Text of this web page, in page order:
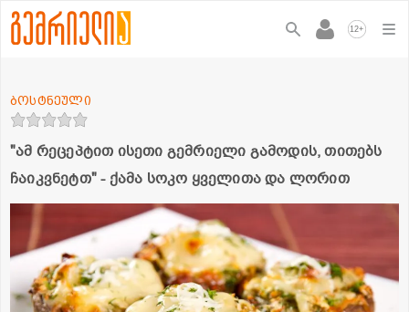
12+
"ამ რეცეპტით ისეთი გემრიელი გამოდის, თითებს
ჩაიკვნეტთ" - ქამა სოკო ყველითა და ლორით
ბოსტნეული